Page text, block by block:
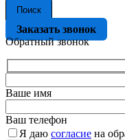
Поиск
Заказать звонок
Обратный звонок
Ваше имя
Ваш телефон
Я даю согласие на